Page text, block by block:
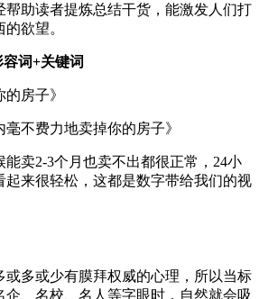
帮助读者提炼总结干货，能激发人们打
欲望。
词+关键词
房子》
不费力地卖掉你的房子》
卖2-3个月也卖不出都很正常，24小
起来很轻松，这都是数字带给我们的视
或多或少有膜拜权威的心理，所以当标
、名校、名人等字眼时，自然就会吸